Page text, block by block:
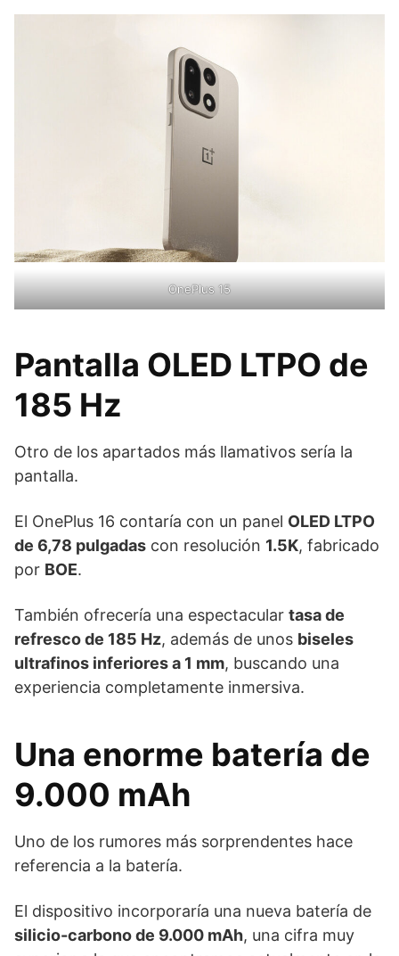
OnePlus 15
Pantalla OLED LTPO de
185 Hz
Otro de los apartados más llamativos sería la
pantalla.
El OnePlus 16 contaría con un panel OLED LTPO
de 6,78 pulgadas con resolución 1.5K, fabricado
por BOE.
También ofrecería una espectacular tasa de
refresco de 185 Hz, además de unos biseles
ultrafinos inferiores a 1 mm, buscando una
experiencia completamente inmersiva.
Una enorme batería de
9.000 mAh
Uno de los rumores más sorprendentes hace
referencia a la batería.
El dispositivo incorporaría una nueva batería de
silicio-carbono de 9.000 mAh, una cifra muy